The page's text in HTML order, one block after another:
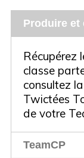
Produire et
Récupérez
classe
consultez
Twictées
de votre
TeamCP